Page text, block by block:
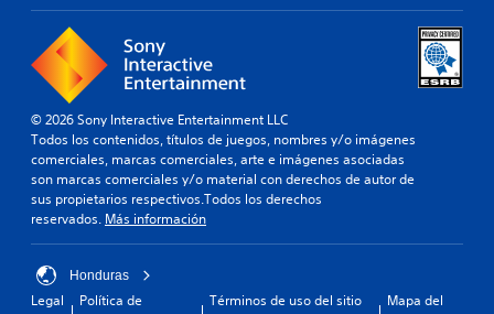
© 2026 Sony Interactive Entertainment LLC
Todos los contenidos, títulos de juegos, nombres y/o imágenes
comerciales, marcas comerciales, arte e imágenes asociadas
son marcas comerciales y/o material con derechos de autor de
sus propietarios respectivos.Todos los derechos
reservados. Más información
Honduras
Legal
Política de
Términos de uso del sitio
Mapa del